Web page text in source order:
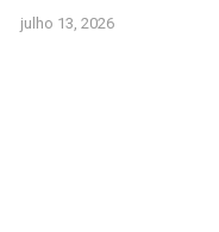
julho 13, 2026